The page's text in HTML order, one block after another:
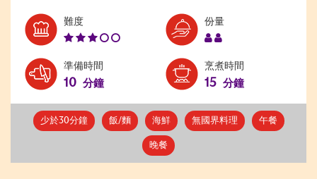
難度Level:
份量Serves:
準備時間
10 分鐘
烹煮時間
15 分鐘
少於30分鐘 飯/麵 海鮮 無國界料理 午餐
晚餐